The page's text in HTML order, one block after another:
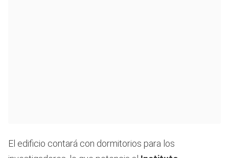
El edificio contará con dormitorios para los